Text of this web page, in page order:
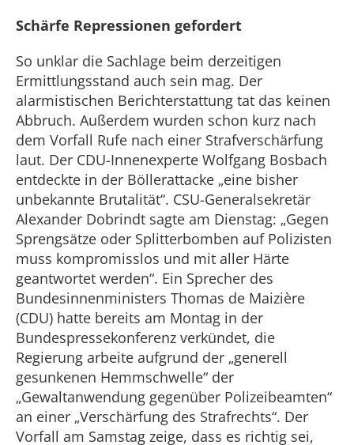
Schärfe Repressionen gefordert
So unklar die Sachlage beim derzeitigen
Ermittlungsstand auch sein mag. Der
alarmistischen Berichterstattung tat das keinen
Abbruch. Außerdem wurden schon kurz nach
dem Vorfall Rufe nach einer Strafverschärfung
laut. Der CDU-Innenexperte Wolfgang Bosbach
entdeckte in der Böllerattacke „eine bisher
unbekannte Brutalität“. CSU-Generalsekretär
Alexander Dobrindt sagte am Dienstag: „Gegen
Sprengsätze oder Splitterbomben auf Polizisten
muss kompromisslos und mit aller Härte
geantwortet werden“. Ein Sprecher des
Bundesinnenministers Thomas de Maizière
(CDU) hatte bereits am Montag in der
Bundespressekonferenz verkündet, die
Regierung arbeite aufgrund der „generell
gesunkenen Hemmschwelle“ der
„Gewaltanwendung gegenüber Polizeibeamten“
an einer „Verschärfung des Strafrechts“. Der
Vorfall am Samstag zeige, dass es richtig sei,